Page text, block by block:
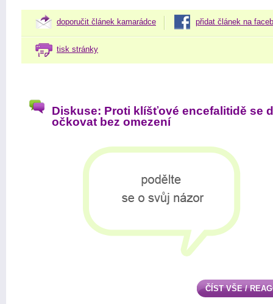
doporučit článek kamarádce přidat článek na
tisk stránky
Diskuse: Proti klíšťové encefalitidě se
očkovat bez omezení
ČÍST VŠE /